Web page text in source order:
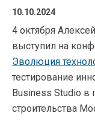
10.10.2024
4 октября
выступил на
Эволюция
тестирование
Business Studio в
строительства